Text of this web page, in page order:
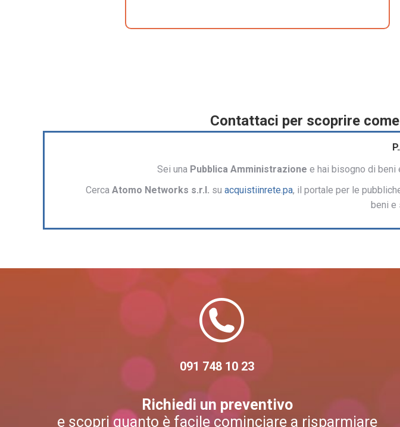
Contattaci per scoprire
Sei una Pubblica Amministrazione e hai bisogno di
Cerca Atomo Networks s.r.l. su acquistiinrete.pa, il portale per le
beni e
091 748 10 23
Richiedi un preventivo
e scopri quanto è facile cominciare a risparmiare